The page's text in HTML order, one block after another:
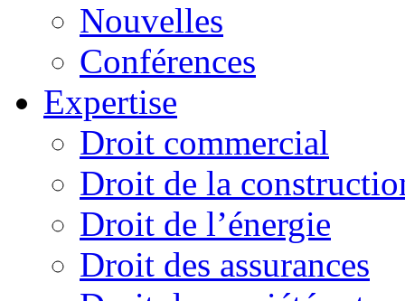
Nouvelles
Conférences
Expertise
Droit commercial
Droit de la
Droit de l’énergie
Droit des assurances